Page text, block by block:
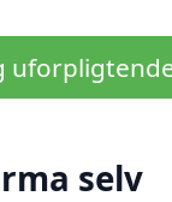
selv